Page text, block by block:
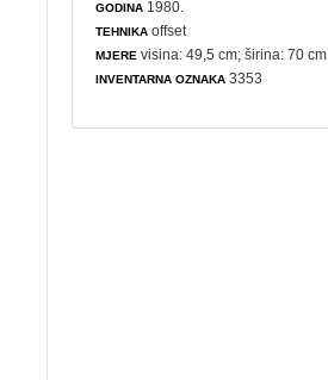
GODINA 1980.
TEHNIKA offset
MJERE visina: 49,5 cm; širina: 70 cm
INVENTARNA OZNAKA 3353